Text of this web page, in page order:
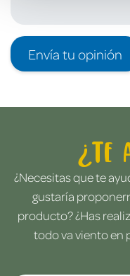
Envía tu opinión
¿Te
¿Necesitas que te
gustaría
producto? ¿Has
todo va viento en